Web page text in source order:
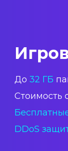
До 32 ГБ
Стоимость
DDoS